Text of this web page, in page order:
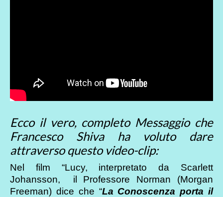
Ecco il vero, completo Messaggio che
Francesco Shiva ha voluto dare
attraverso questo video-clip:
Nel film “Lucy, interpretato da Scarlett
Johansson, il Professore Norman (Morgan
Freeman) dice che “La Conoscenza porta il